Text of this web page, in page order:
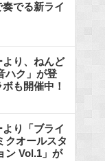
でる新ライ
り、ねんど
ハク」が登
も開催中！
り「ブライ
クオールスタ
ン Vol.1」が